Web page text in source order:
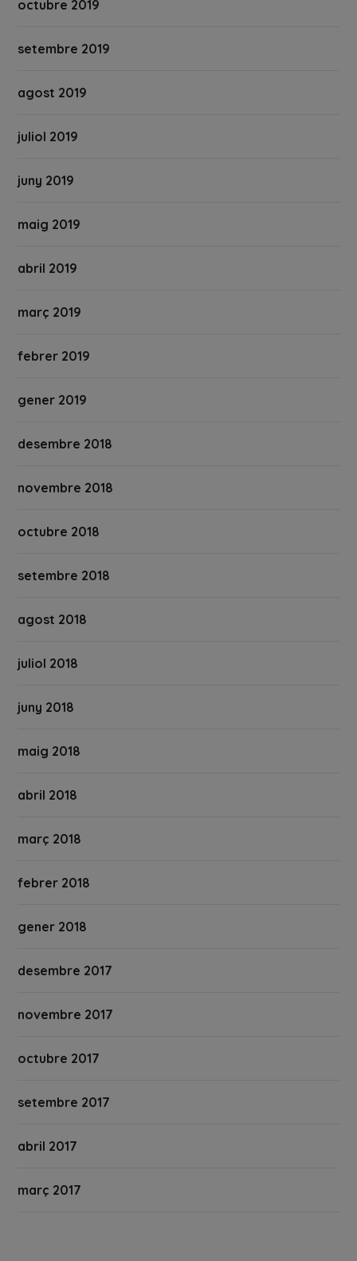
octubre 2019
setembre 2019
agost 2019
juliol 2019
juny 2019
maig 2019
abril 2019
març 2019
febrer 2019
gener 2019
desembre 2018
novembre 2018
octubre 2018
setembre 2018
agost 2018
juliol 2018
juny 2018
maig 2018
abril 2018
març 2018
febrer 2018
gener 2018
desembre 2017
novembre 2017
octubre 2017
setembre 2017
abril 2017
març 2017